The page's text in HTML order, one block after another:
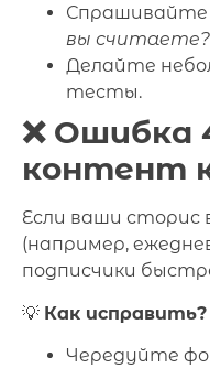
Спрашивайте
вы
Делайте
тесты.
❌ Ошибка
контент
Если ваши сторис
(например,
подписчики
💡 Как исправить?
Чередуйте